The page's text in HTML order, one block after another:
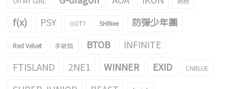
f(x) PSY GOT7 SHINee 防彈少年團
Red Velvet 李敏鎬 BTOB
INFINITE
FTISLAND
2NE1 WINNER EXID CNBLUE